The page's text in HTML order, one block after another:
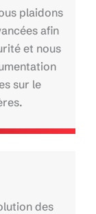
plaidons
afin
et nous
sur le
des